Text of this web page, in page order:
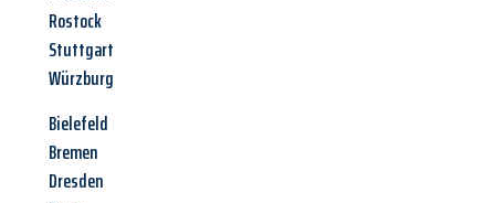
Rostock
Stuttgart
Würzburg
Bielefeld
Bremen
Dresden